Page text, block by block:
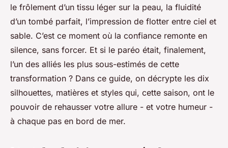
le frôlement d’un tissu léger sur la peau, la fluidité
d’un tombé parfait, l’impression de flotter entre ciel et
sable. C’est ce moment où la confiance remonte en
silence, sans forcer. Et si le paréo était, finalement,
l’un des alliés les plus sous-estimés de cette
transformation ? Dans ce guide, on décrypte les dix
silhouettes, matières et styles qui, cette saison, ont le
pouvoir de rehausser votre allure - et votre humeur -
à chaque pas en bord de mer.